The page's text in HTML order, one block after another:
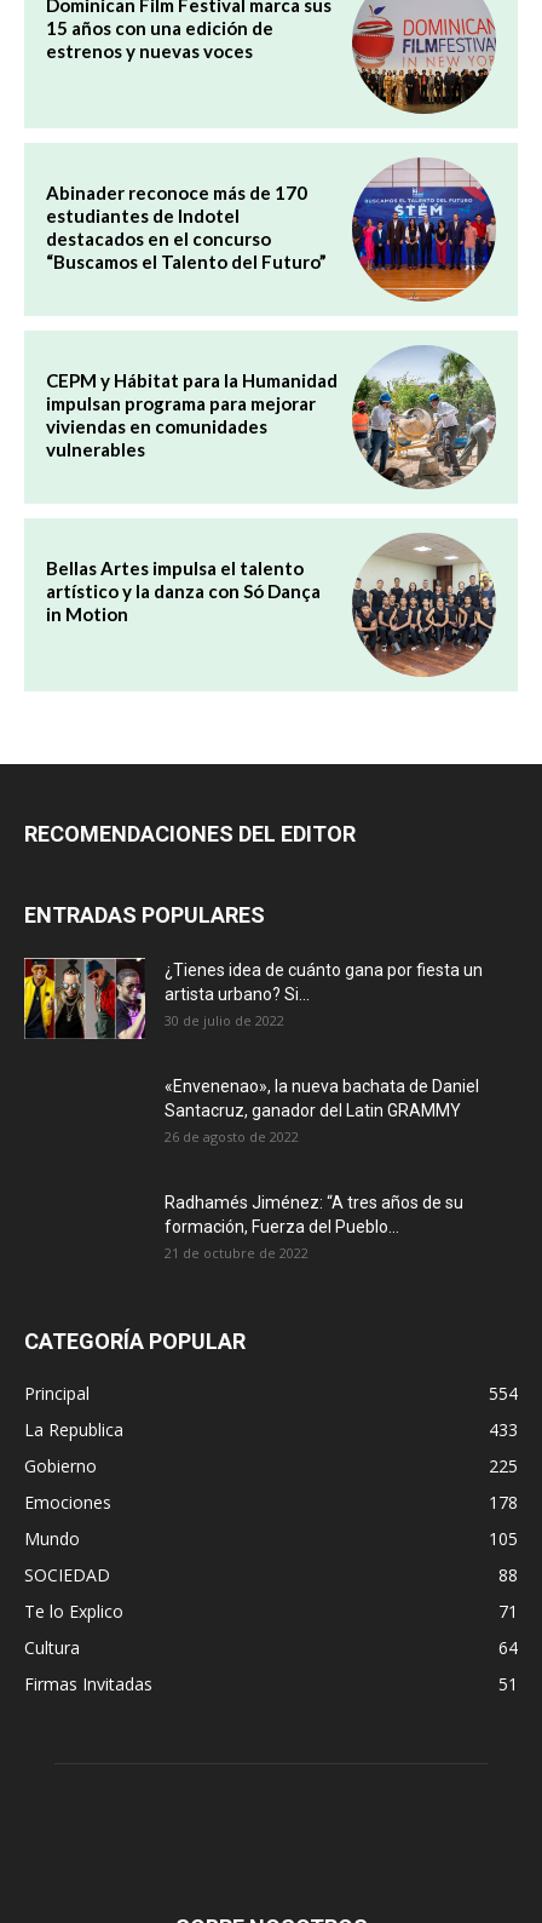
Dominican Film Festival marca sus
15 años con una edición de
estrenos y nuevas voces
Abinader reconoce más de 170
estudiantes de Indotel
destacados en el concurso
“Buscamos el Talento del Futuro”
CEPM y Hábitat para la Humanidad
impulsan programa para mejorar
viviendas en comunidades
vulnerables
Bellas Artes impulsa el talento
artístico y la danza con Só Dança
in Motion
RECOMENDACIONES DEL EDITOR
ENTRADAS POPULARES
¿Tienes idea de cuánto gana por fiesta un
artista urbano? Si...
30 de julio de 2022
«Envenenao», la nueva bachata de Daniel
Santacruz, ganador del Latin GRAMMY
26 de agosto de 2022
Radhamés Jiménez: “A tres años de su
formación, Fuerza del Pueblo...
21 de octubre de 2022
CATEGORÍA POPULAR
Principal
554
La Republica
433
Gobierno
225
Emociones
178
Mundo
105
SOCIEDAD
88
Te lo Explico
71
Cultura
64
Firmas Invitadas
51